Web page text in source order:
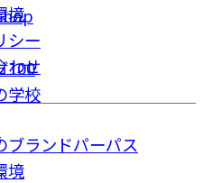
100
学校
境
シー
わせ
ブランドパーパス
境